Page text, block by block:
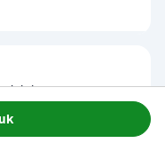
mayones
rasa gurih